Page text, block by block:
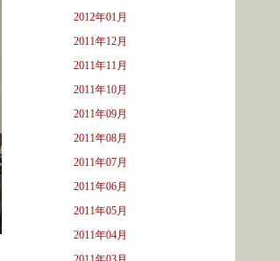
2012年01月
2011年12月
2011年11月
2011年10月
2011年09月
2011年08月
2011年07月
2011年06月
2011年05月
2011年04月